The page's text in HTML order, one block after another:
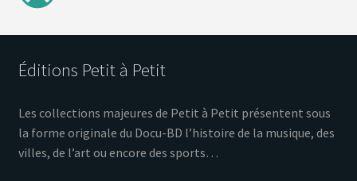
Éditions Petit à Petit
Les collections majeures de Petit à Petit présentent sous
la forme originale du Docu-BD l’histoire de la musique, des
villes, de l’art ou encore des sports…